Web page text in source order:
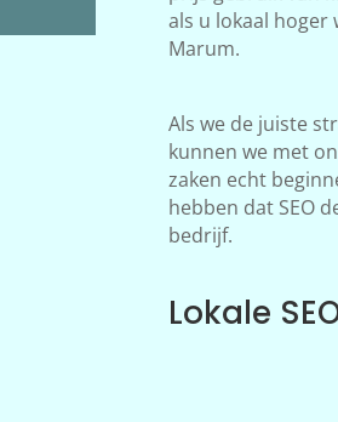
als u lokaal hoger
Marum.
Als we de juiste
kunnen we met
zaken echt
hebben dat SEO
bedrijf.
Lokale